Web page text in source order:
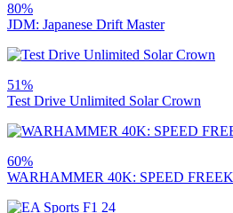
80%
JDM: Japanese Drift Master
51%
Test Drive Unlimited Solar Crown
60%
WARHAMMER 40K: SPEED